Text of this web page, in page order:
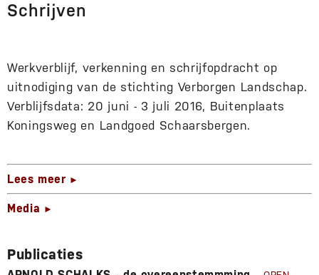
Schrijven
Werkverblijf, verkenning en schrijfopdracht op
uitnodiging van de stichting Verborgen Landschap.
Verblijfsdata: 20 juni - 3 juli 2016, Buitenplaats
Koningsweg en Landgoed Schaarsbergen.
Lees meer ►
Media ►
Publicaties